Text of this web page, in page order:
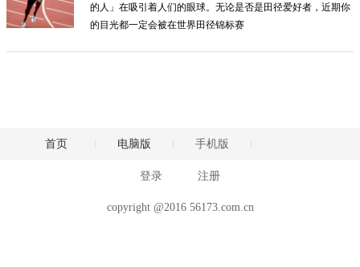
的人」在吸引着人们的眼球。无论是否是田径爱好者，近期你
的目光都一定会被在世界田径锦标赛
首页 电脑版 手机版
登录 注册
copyright @2016 56173.com.cn